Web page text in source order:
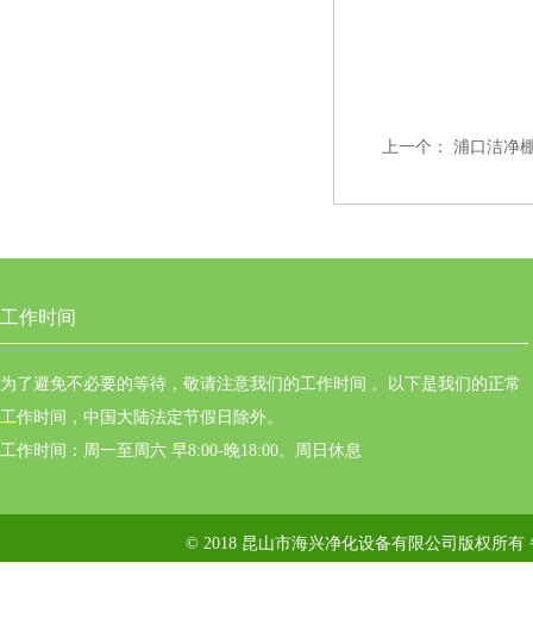
上一个： 浦口洁净
工作时间
为了避免不必要的等待，敬请注意我们的工作时间 。以下是我们的正常
工作时间，中国大陆法定节假日除外。
工作时间：周一至周六 早8:00-晚18:00。周日休息
© 2018 昆山市海兴净化设备有限公司版权所有